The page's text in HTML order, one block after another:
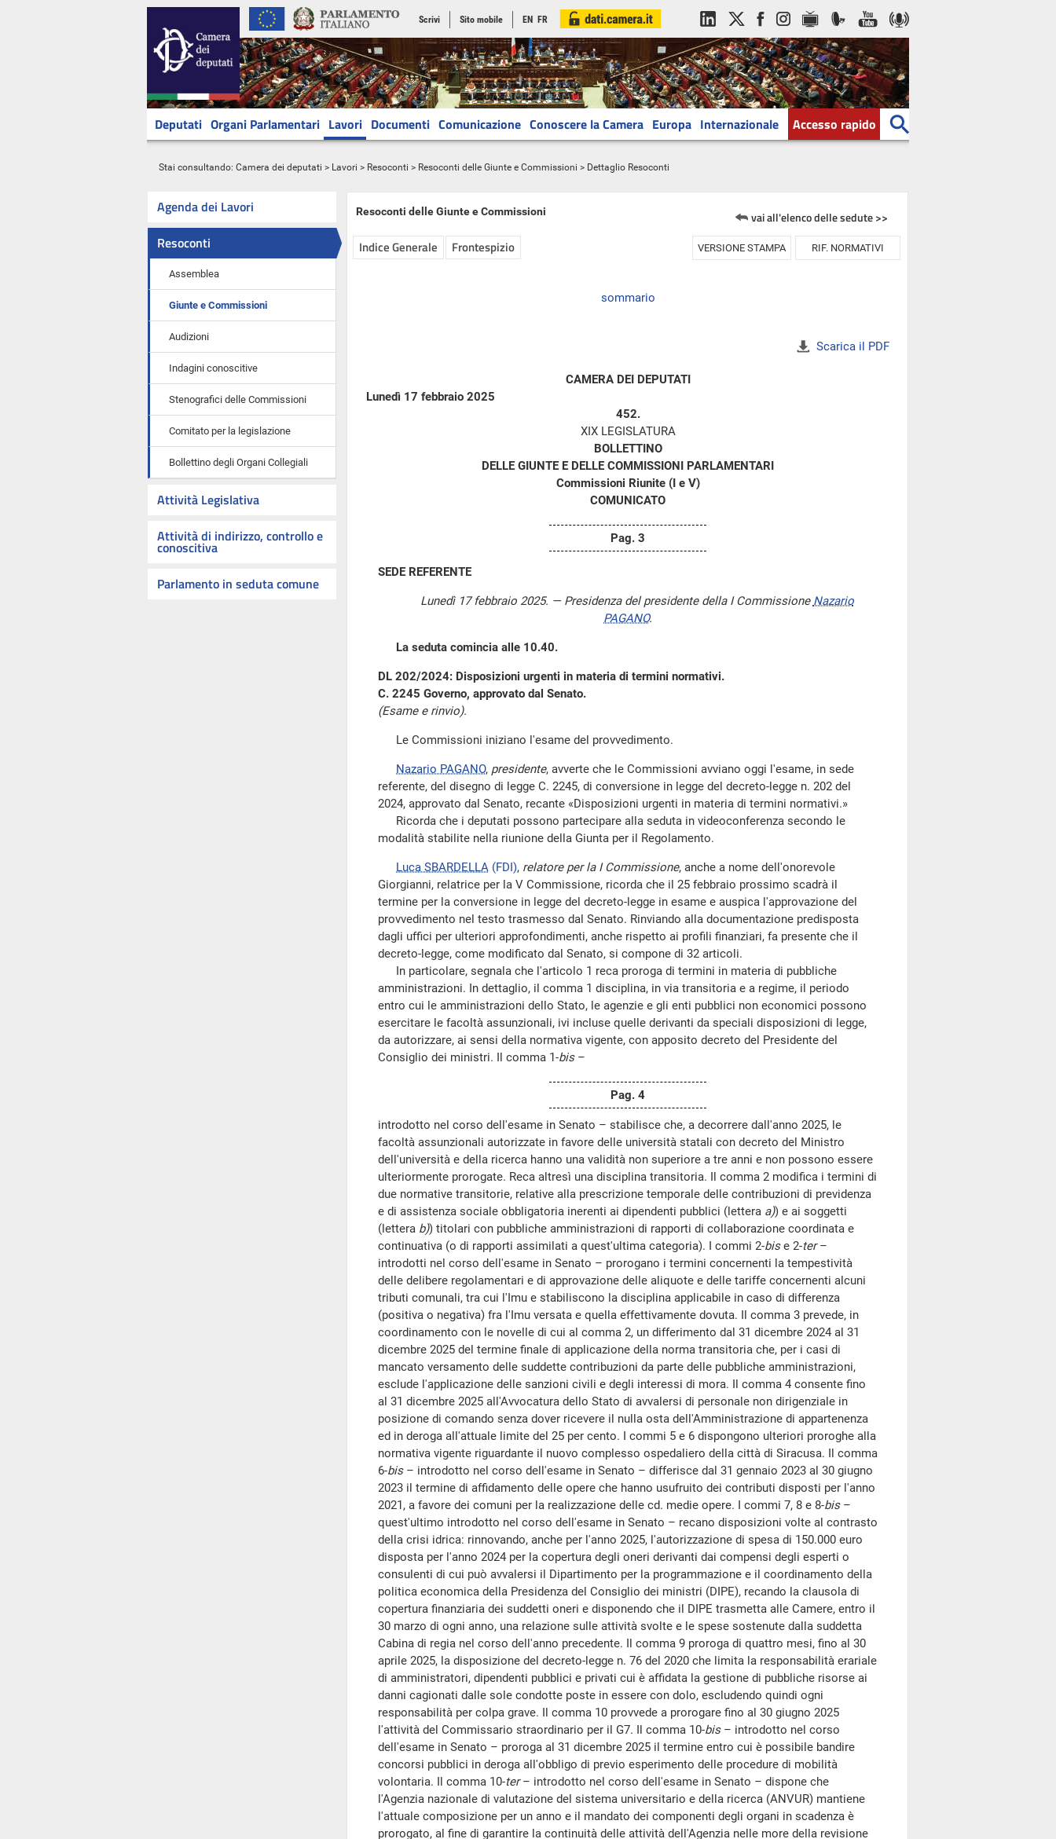
Scrivi Sito mobile EN FR
Deputati Organi Parlamentari Lavori Documenti Comunicazione Conoscere la Camera Europa Internazionale Accesso rapido
Stai consultando: Camera dei deputati > Lavori > Resoconti > Resoconti delle Giunte e Commissioni > Dettaglio Resoconti
Agenda dei Lavori
Resoconti
Assemblea
Giunte e Commissioni
Audizioni
Indagini conoscitive
Stenografici delle Commissioni
Comitato per la legislazione
Bollettino degli Organi Collegiali
Attività Legislativa
Attività di indirizzo, controllo e
conoscitiva
Parlamento in seduta comune
Resoconti delle Giunte e Commissioni vai all'elenco delle sedute >>
Indice Generale Frontespizio VERSIONE STAMPA RIF. NORMATIVI
sommario
Scarica il PDF
CAMERA DEI DEPUTATI
Lunedì 17 febbraio 2025
452.
XIX LEGISLATURA
BOLLETTINO
DELLE GIUNTE E DELLE COMMISSIONI PARLAMENTARI
Commissioni Riunite (I e V)
COMUNICATO
Pag. 3
SEDE REFERENTE
Lunedì 17 febbraio 2025. — Presidenza del presidente della I Commissione Nazario
PAGANO.
La seduta comincia alle 10.40.
DL 202/2024: Disposizioni urgenti in materia di termini normativi.
C. 2245 Governo, approvato dal Senato.
(Esame e rinvio).
Le Commissioni iniziano l'esame del provvedimento.
Nazario PAGANO, presidente, avverte che le Commissioni avviano oggi l'esame, in sede
referente, del disegno di legge C. 2245, di conversione in legge del decreto-legge n. 202 del
2024, approvato dal Senato, recante «Disposizioni urgenti in materia di termini normativi.»
Ricorda che i deputati possono partecipare alla seduta in videoconferenza secondo le
modalità stabilite nella riunione della Giunta per il Regolamento.
Luca SBARDELLA (FDI), relatore per la I Commissione, anche a nome dell'onorevole
Giorgianni, relatrice per la V Commissione, ricorda che il 25 febbraio prossimo scadrà il
termine per la conversione in legge del decreto-legge in esame e auspica l'approvazione del
provvedimento nel testo trasmesso dal Senato. Rinviando alla documentazione predisposta
dagli uffici per ulteriori approfondimenti, anche rispetto ai profili finanziari, fa presente che il
decreto-legge, come modificato dal Senato, si compone di 32 articoli.
In particolare, segnala che l'articolo 1 reca proroga di termini in materia di pubbliche
amministrazioni. In dettaglio, il comma 1 disciplina, in via transitoria e a regime, il periodo
entro cui le amministrazioni dello Stato, le agenzie e gli enti pubblici non economici possono
esercitare le facoltà assunzionali, ivi incluse quelle derivanti da speciali disposizioni di legge,
da autorizzare, ai sensi della normativa vigente, con apposito decreto del Presidente del
Consiglio dei ministri. Il comma 1-bis–
Pag. 4
introdotto nel corso dell'esame in Senato – stabilisce che, a decorrere dall'anno 2025, le
facoltà assunzionali autorizzate in favore delle università statali con decreto del Ministro
dell'università e della ricerca hanno una validità non superiore a tre anni e non possono essere
ulteriormente prorogate. Reca altresì una disciplina transitoria. Il comma 2 modifica i termini di
due normative transitorie, relative alla prescrizione temporale delle contribuzioni di previdenza
e di assistenza sociale obbligatoria inerenti ai dipendenti pubblici (lettera a)) e ai soggetti
(lettera b)) titolari con pubbliche amministrazioni di rapporti di collaborazione coordinata e
continuativa (o di rapporti assimilati a quest'ultima categoria). I commi 2-bise 2-ter–
introdotti nel corso dell'esame in Senato – prorogano i termini concernenti la tempestività
delle delibere regolamentari e di approvazione delle aliquote e delle tariffe concernenti alcuni
tributi comunali, tra cui l'Imu e stabiliscono la disciplina applicabile in caso di differenza
(positiva o negativa) fra l'Imu versata e quella effettivamente dovuta. Il comma 3 prevede, in
coordinamento con le novelle di cui al comma 2, un differimento dal 31 dicembre 2024 al 31
dicembre 2025 del termine finale di applicazione della norma transitoria che, per i casi di
mancato versamento delle suddette contribuzioni da parte delle pubbliche amministrazioni,
esclude l'applicazione delle sanzioni civili e degli interessi di mora. Il comma 4 consente fino
al 31 dicembre 2025 all'Avvocatura dello Stato di avvalersi di personale non dirigenziale in
posizione di comando senza dover ricevere il nulla osta dell'Amministrazione di appartenenza
ed in deroga all'attuale limite del 25 per cento. I commi 5 e 6 dispongono ulteriori proroghe alla
normativa vigente riguardante il nuovo complesso ospedaliero della città di Siracusa. Il comma
6-bis– introdotto nel corso dell'esame in Senato – differisce dal 31 gennaio 2023 al 30 giugno
2023 il termine di affidamento delle opere che hanno usufruito dei contributi disposti per l'anno
2021, a favore dei comuni per la realizzazione delle cd. medie opere. I commi 7, 8 e 8-bis–
quest'ultimo introdotto nel corso dell'esame in Senato – recano disposizioni volte al contrasto
della crisi idrica: rinnovando, anche per l'anno 2025, l'autorizzazione di spesa di 150.000 euro
disposta per l'anno 2024 per la copertura degli oneri derivanti dai compensi degli esperti o
consulenti di cui può avvalersi il Dipartimento per la programmazione e il coordinamento della
politica economica della Presidenza del Consiglio dei ministri (DIPE), recando la clausola di
copertura finanziaria dei suddetti oneri e disponendo che il DIPE trasmetta alle Camere, entro il
30 marzo di ogni anno, una relazione sulle attività svolte e le spese sostenute dalla suddetta
Cabina di regia nel corso dell'anno precedente. Il comma 9 proroga di quattro mesi, fino al 30
aprile 2025, la disposizione del decreto-legge n. 76 del 2020 che limita la responsabilità erariale
di amministratori, dipendenti pubblici e privati cui è affidata la gestione di pubbliche risorse ai
danni cagionati dalle sole condotte poste in essere con dolo, escludendo quindi ogni
responsabilità per colpa grave. Il comma 10 provvede a prorogare fino al 30 giugno 2025
l'attività del Commissario straordinario per il G7. Il comma 10-bis– introdotto nel corso
dell'esame in Senato – proroga al 31 dicembre 2025 il termine entro cui è possibile bandire
concorsi pubblici in deroga all'obbligo di previo esperimento delle procedure di mobilità
volontaria. Il comma 10-ter– introdotto nel corso dell'esame in Senato – dispone che
l'Agenzia nazionale di valutazione del sistema universitario e della ricerca (ANVUR) mantiene
l'attuale composizione per un anno e il mandato dei componenti degli organi in scadenza è
prorogato, al fine di garantire la continuità delle attività dell'Agenzia nelle more della revisione